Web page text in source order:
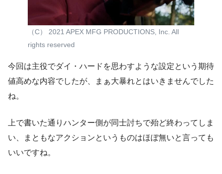
（C） 2021 APEX MFG PRODUCTIONS, Inc. All
rights reserved
今回は主役でダイ・ハードを思わすような設定という期待
値高めな内容でしたが、まぁ大暴れとはいきませんでした
ね。
上で書いた通りハンター側が同士討ちで殆ど終わってしま
い、まともなアクションというものはほぼ無いと言っても
いいですね。